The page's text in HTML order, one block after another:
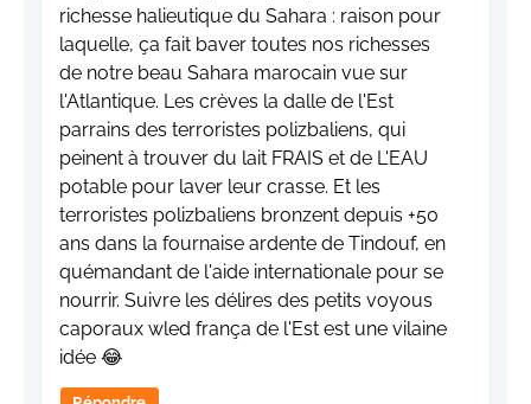
richesse halieutique du Sahara : raison pour
laquelle, ça fait baver toutes nos richesses
de notre beau Sahara marocain vue sur
l'Atlantique. Les crèves la dalle de l'Est
parrains des terroristes polizbaliens, qui
peinent à trouver du lait FRAIS et de L'EAU
potable pour laver leur crasse. Et les
terroristes polizbaliens bronzent depuis +50
ans dans la fournaise ardente de Tindouf, en
quémandant de l'aide internationale pour se
nourrir. Suivre les délires des petits voyous
caporaux wled frança de l'Est est une vilaine
idée 😂